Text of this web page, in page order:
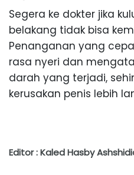
Segera ke dokter jika
belakang tidak bisa
Penanganan yang
rasa nyeri dan
darah yang terjadi,
kerusakan penis lebih
Editor : Kaled Hasby